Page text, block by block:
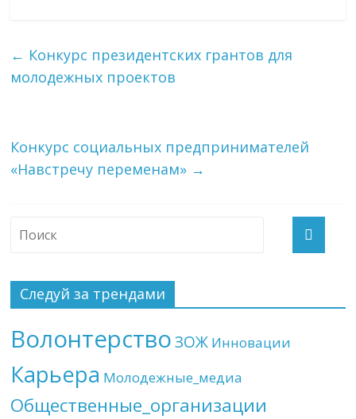
← Конкурс президентских грантов для
молодежных проектов
Конкурс социальных предпринимателей
«Навстречу переменам» →
Следуй за трендами
Волонтерство ЗОЖ Инновации
Карьера Молодежные_медиа
Общественные_организации